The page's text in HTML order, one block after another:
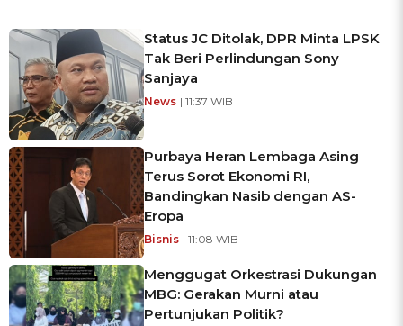
Status JC Ditolak, DPR Minta LPSK
Tak Beri Perlindungan Sony
Sanjaya
News | 11:37 WIB
Purbaya Heran Lembaga Asing
Terus Sorot Ekonomi RI,
Bandingkan Nasib dengan AS-
Eropa
Bisnis | 11:08 WIB
Menggugat Orkestrasi Dukungan
MBG: Gerakan Murni atau
Pertunjukan Politik?